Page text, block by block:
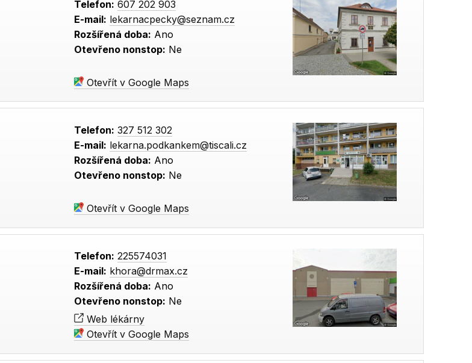
Telefon: 607 202 903
E-mail: lekarnacpecky@seznam.cz
Rozšířená doba: Ano
Otevřeno nonstop: Ne
Otevřít v Google Maps
Telefon: 327 512 302
E-mail: lekarna.podkankem@tiscali.cz
Rozšířená doba: Ano
Otevřeno nonstop: Ne
Otevřít v Google Maps
Telefon: 225574031
E-mail: khora@drmax.cz
Rozšířená doba: Ano
Otevřeno nonstop: Ne
Web lékárny
Otevřít v Google Maps